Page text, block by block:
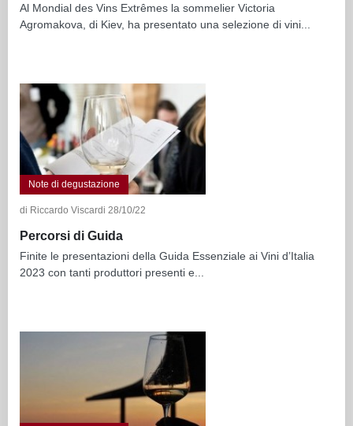
Al Mondial des Vins Extrêmes la sommelier Victoria
Agromakova, di Kiev, ha presentato una selezione di vini...
Note di degustazione
di Riccardo Viscardi 28/10/22
Percorsi di Guida
Finite le presentazioni della Guida Essenziale ai Vini d’Italia
2023 con tanti produttori presenti e...